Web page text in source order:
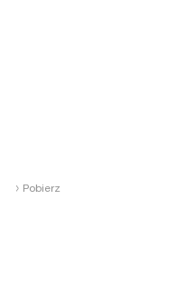
› Pobierz